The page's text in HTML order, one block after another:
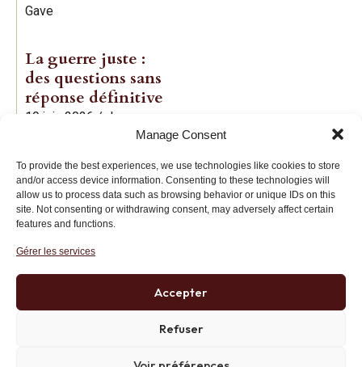
Manage Consent
To provide the best experiences, we use technologies like cookies to store
and/or access device information. Consenting to these technologies will
allow us to process data such as browsing behavior or unique IDs on this
site. Not consenting or withdrawing consent, may adversely affect certain
features and functions.
Gérer les services
Accepter
Refuser
Gave
La guerre juste :
des questions sans
réponse définitive
19 juin 2026 / Jean-
Institut des Libertés
+33 (0)1 71 20 45 39